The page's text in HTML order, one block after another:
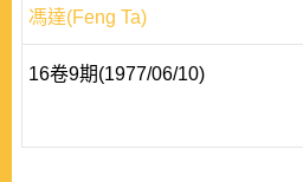
馮達(Feng Ta)
16卷9期(1977/06/10)